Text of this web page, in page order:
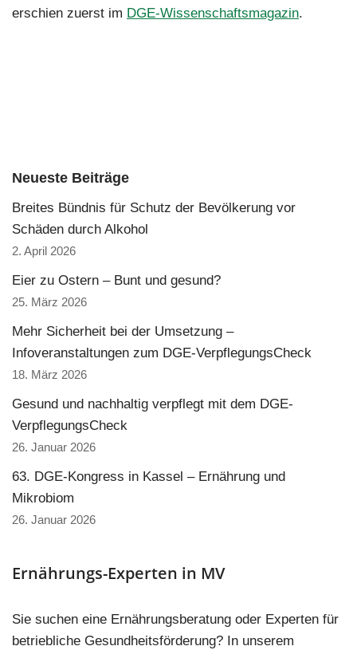
erschien zuerst im DGE-Wissenschaftsmagazin.
Neueste Beiträge
Breites Bündnis für Schutz der Bevölkerung vor
Schäden durch Alkohol
2. April 2026
Eier zu Ostern – Bunt und gesund?
25. März 2026
Mehr Sicherheit bei der Umsetzung –
Infoveranstaltungen zum DGE-VerpflegungsCheck
18. März 2026
Gesund und nachhaltig verpflegt mit dem DGE-
VerpflegungsCheck
26. Januar 2026
63. DGE-Kongress in Kassel – Ernährung und
Mikrobiom
26. Januar 2026
Ernährungs-Experten in MV
Sie suchen eine Ernährungsberatung oder Experten für
betriebliche Gesundheitsförderung? In unserem